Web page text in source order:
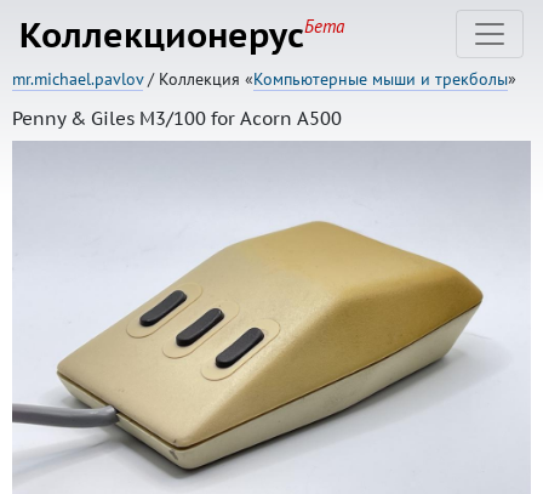
КоллекционерусБета
mr.michael.pavlov/ Коллекция «Компьютерные мыши и трекболы»
Penny & Giles M3/100 for Acorn A500